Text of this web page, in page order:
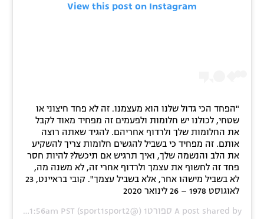
View this post on Instagram
"הפחד הכי גדול שלנו הוא מעצמנו. זה לא פחד חיצוני או
שטחי, לכולנו יש חלומות ולפעמים זה מפחיד מאוד לקבל
את החלומות שלך ולרדוף אחריהם. להגיד שאתה רוצה
אותם. זה מפחיד כי בשביל להגשים חלומות צריך להשקיע
את הלב והנשמה שלך, ואיך תרגיש אם תיכשל? להיות חסר
פחד זה לחשוף את עצמך ולרדוף אחרי זה, לא משנה מה,
לא בשביל מישהו אחר, אלא בשביל עצמך". קובי בראיינט, 23
לאוגוסט 1978 – 26 לינואר 2020
A post shared by ספורט1 (@sport1sport2) on
Jan 27, 2020 at 1:56am PST